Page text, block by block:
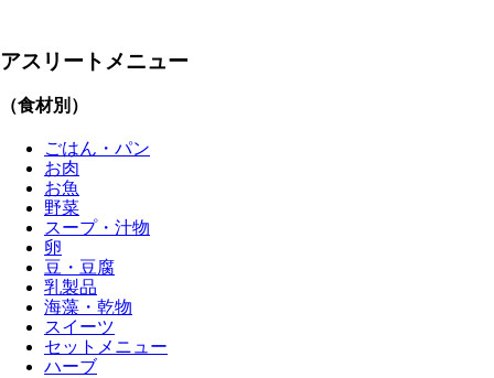
アスリートメニュー
（食材別）
ごはん・パン
お肉
お魚
野菜
スープ・汁物
卵
豆・豆腐
乳製品
海藻・乾物
スイーツ
セットメニュー
ハーブ